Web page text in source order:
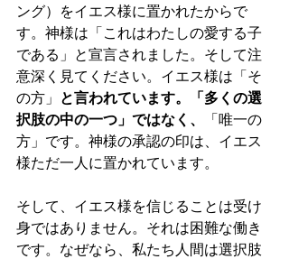
ング）をイエス様に置かれたからで
す。神様は「これはわたしの愛する子
である」と宣言されました。そして注
意深く見てください。イエス様は「そ
の方」 と言われています。「多くの選
択肢の中の一つ」ではなく、
「唯一の
方」です。神様の承認の印は、イエス
様ただ一人に置かれています。
そして、イエス様を信じることは受け
身ではありません。それは困難な働き
です。なぜなら、私たち人間は選択肢